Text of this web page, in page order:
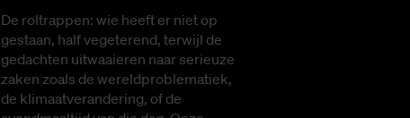
De roltrappen: wie heeft er niet op
gestaan, half vegeterend, terwijl de
gedachten uitwaaieren naar serieuze
zaken zoals de wereldproblematiek,
de klimaatverandering, of de